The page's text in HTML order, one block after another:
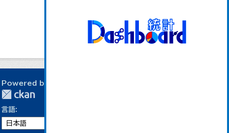
Powered by
言語